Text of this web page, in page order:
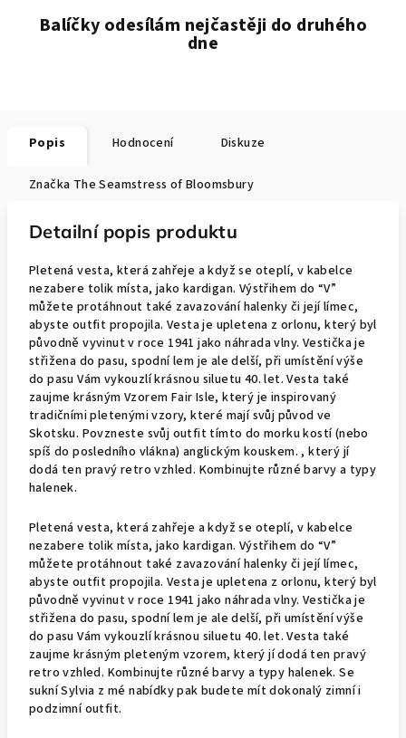
Balíčky odesílám nejčastěji do druhého
dne
Popis Hodnocení Diskuze
Značka The Seamstress of Bloomsbury
Detailní popis produktu
Pletená vesta, která zahřeje a když se oteplí, v kabelce
nezabere tolik místa, jako kardigan. Výstřihem do “V”
můžete protáhnout také zavazování halenky či její límec,
abyste outfit propojila. Vesta je upletena z orlonu, který byl
původně vyvinut v roce 1941 jako náhrada vlny. Vestička je
střižena do pasu, spodní lem je ale delší, při umístění výše
do pasu Vám vykouzlí krásnou siluetu 40. let. Vesta také
zaujme krásným Vzorem Fair Isle,který je inspirovaný
tradičními pletenými vzory, které mají svůj původ ve
Skotsku. Povzneste svůj outfit tímto do morku kostí (nebo
spíš do posledního vlákna) anglickým kouskem. , který jí
dodá ten pravý retro vzhled. Kombinujte různé barvy a typy
halenek.
Pletená vesta, která zahřeje a když se oteplí, v kabelce
nezabere tolik místa, jako kardigan. Výstřihem do “V”
můžete protáhnout také zavazování halenky či její límec,
abyste outfit propojila. Vesta je upletena z orlonu, který byl
původně vyvinut v roce 1941 jako náhrada vlny. Vestička je
střižena do pasu, spodní lem je ale delší, při umístění výše
do pasu Vám vykouzlí krásnou siluetu 40. let. Vesta také
zaujme krásným pleteným vzorem, který jí dodá ten pravý
retro vzhled. Kombinujte různé barvy a typy halenek. Se
sukní Sylvia z mé nabídky pak budete mít dokonalý zimní i
podzimní outfit.